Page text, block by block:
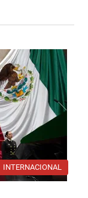
INTERNACIONAL